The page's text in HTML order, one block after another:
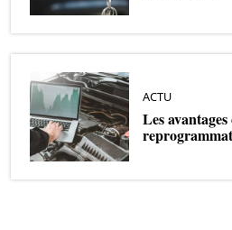
ACTU
Les avantages